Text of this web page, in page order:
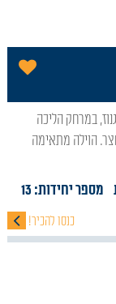
סלון גדול וחצר. הוילה מתאימה
מספר יחידות: 13
כנסו להכיר!